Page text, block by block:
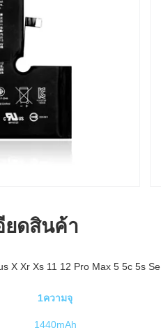
ยดสินค้า
X Xr Xs 11 12 Pro Max 5 5c 5s
1ความจุ
1440mAh